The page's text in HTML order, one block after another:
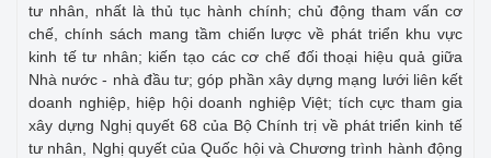
tư nhân, nhất là thủ tục hành chính; chủ động tham vấn cơ
chế, chính sách mang tầm chiến lược về phát triển khu vực
kinh tế tư nhân; kiến tạo các cơ chế đối thoại hiệu quả giữa
Nhà nước - nhà đầu tư; góp phần xây dựng mạng lưới liên kết
doanh nghiệp, hiệp hội doanh nghiệp Việt; tích cực tham gia
xây dựng Nghị quyết 68 của Bộ Chính trị về phát triển kinh tế
tư nhân, Nghị quyết của Quốc hội và Chương trình hành động